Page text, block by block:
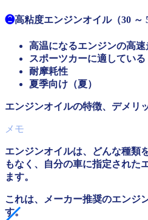
❷高粘度エンジンオイル（30 ～
高温になるエンジンの高速
スポーツカーに適している
耐摩耗性
夏季向け（夏）
エンジンオイルの特徴、デメリ
エンジンオイルは、どんな種類
もなく、自分の車に指定された
ます。
これは、メーカー推奨のエンジ
す。